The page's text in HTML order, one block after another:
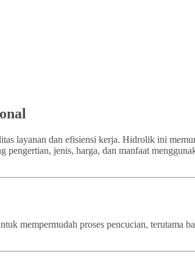
layanan dan efisiensi kerja. Hidrolik ini
pengertian, jenis, harga, dan manfaat
mempermudah proses pencucian, terutama